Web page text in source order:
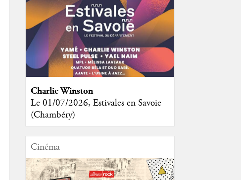
Charlie Winston
Le 01/07/2026, Estivales en Savoie
(Chambéry)
Cinéma